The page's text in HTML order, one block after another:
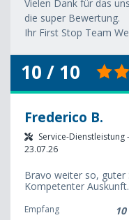
Vielen Dank für das
die super Bewertung.
Ihr First Stop Team
10 / 10
Frederico B.
Service-Dienstleistung
23.07.26
Bravo weiter so, guter
Kompetenter Auskunft.
Empfang